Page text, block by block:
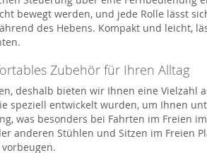
bewegt werden, und jede Rolle lässt
des Hebens. Kompakt und leicht,
Zubehör für Ihren Alltag
deshalb bieten wir Ihnen eine Vielzahl
speziell entwickelt wurden, um Ihnen
was besonders bei Fahrten im Freien
anderen Stühlen und Sitzen im Freien
vorbeugen.